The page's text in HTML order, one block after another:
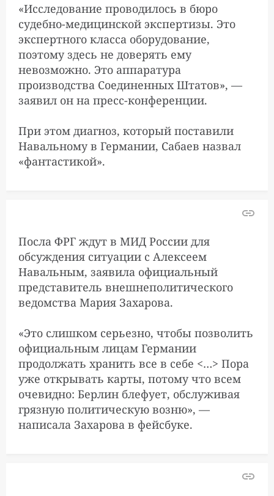
«Исследование проводилось в бюро
судебно-медицинской экспертизы. Это
экспертного класса оборудование,
поэтому здесь не доверять ему
невозможно. Это аппаратура
производства Соединенных Штатов», —
заявил он на пресс-конференции.
При этом диагноз, который поставили
Навальному в Германии, Сабаев назвал
«фантастикой».
Посла ФРГ ждут в МИД России для
обсуждения ситуации с Алексеем
Навальным, заявила официальный
представитель внешнеполитического
ведомства Мария Захарова.
«Это слишком серьезно, чтобы позволить
официальным лицам Германии
продолжать хранить все в себе <…> Пора
уже открывать карты, потому что всем
очевидно: Берлин блефует, обслуживая
грязную политическую возню», —
написала Захарова в фейсбуке.